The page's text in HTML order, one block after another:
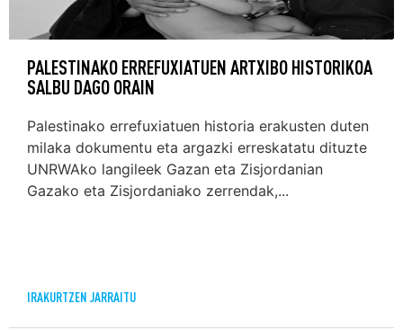
PALESTINAKO ERREFUXIATUEN ARTXIBO HISTORIKOA
SALBU DAGO ORAIN
Palestinako errefuxiatuen historia erakusten duten
milaka dokumentu eta argazki erreskatatu dituzte
UNRWAko langileek Gazan eta Zisjordanian
Gazako eta Zisjordaniako zerrendak,...
IRAKURTZEN JARRAITU